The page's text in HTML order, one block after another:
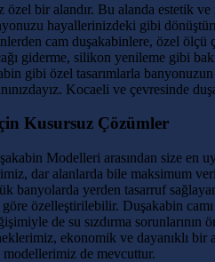
özel bir alandır. Bu alanda
hayallerinizdeki gibi
cam duşakabinlere, özel
giderme, silikon yenileme gibi
gibi özel tasarımlarla
Kocaeli ve çevresinde
Kusursuz Çözümler
Modelleri arasından size en
dar alanlarda bile maksimum
yerden tasarruf
özelleştirilebilir. Duşakabin
de su sızdırma
ekonomik ve dayanıklı
de mevcuttur.